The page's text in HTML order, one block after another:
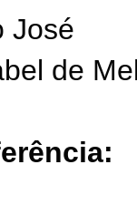
José
de